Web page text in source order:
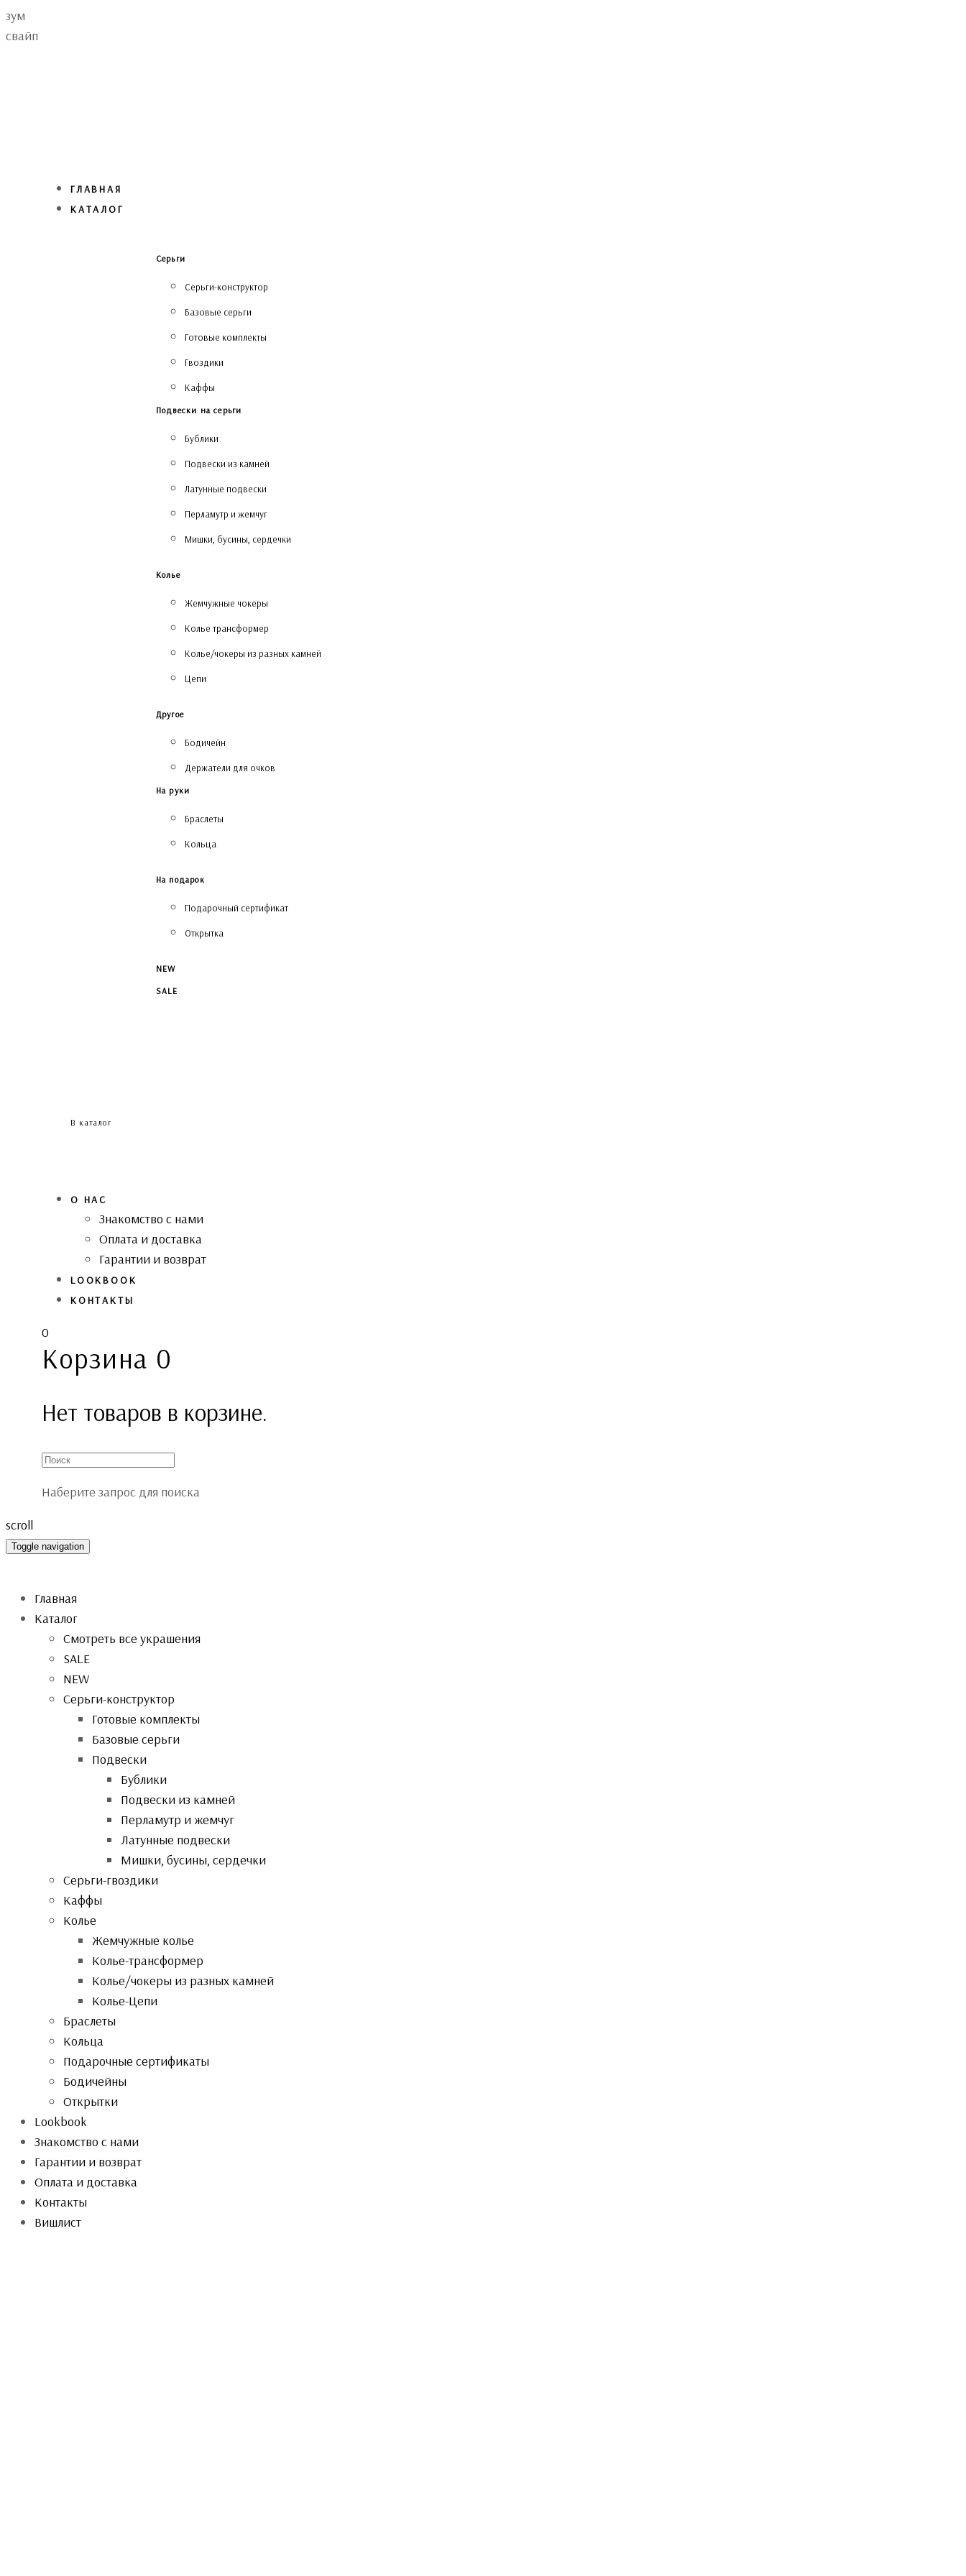
Skip
links
Skip
to
зум
свайп
ГЛАВНАЯ
КАТАЛОГ
Серьги
Серьги-конструктор
Базовые серьги
Готовые комплекты
Гвоздики
Каффы
Подвески на серьги
Бублики
Подвески из камней
Латунные подвески
Перламутр и жемчуг
Мишки, бусины, сердечки
Колье
Жемчужные чокеры
Колье трансформер
Колье/чокеры из разных камней
Цепи
Другое
Бодичейн
Держатели для очков
На руки
Браслеты
Кольца
На подарок
Подарочный сертификат
Открытка
NEW
SALE
В каталог
О НАС
Знакомство с нами
Оплата и доставка
Гарантии и возврат
LOOKBOOK
КОНТАКТЫ
0
Корзина 0
Нет товаров в корзине.
Наберите запрос для поиска
scroll
Toggle navigation
Главная
Каталог
Смотреть все украшения
SALE
NEW
Серьги-конструктор
Готовые комплекты
Базовые серьги
Подвески
Бублики
Подвески из камней
Перламутр и жемчуг
Латунные подвески
Мишки, бусины, сердечки
Серьги-гвоздики
Каффы
Колье
Жемчужные колье
Колье-трансформер
Колье/чокеры из разных камней
Колье-Цепи
Браслеты
Кольца
Подарочные сертификаты
Бодичейны
Открытки
Lookbook
Знакомство с нами
Гарантии и возврат
Оплата и доставка
Контакты
Вишлист